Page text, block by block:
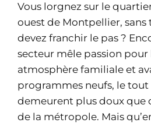
Vous lorgnez sur le
ouest de Montpellier, sans
devez franchir le pas ?
secteur mêle passion pour
atmosphère familiale et
programmes neufs, le tout
demeurent plus doux que
de la métropole. Mais